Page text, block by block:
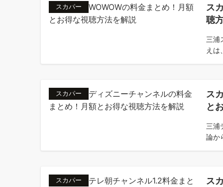
スカパー
ス
聴
三浦
えは
スカパー
ス
と
三浦
論か
スカパー
ス